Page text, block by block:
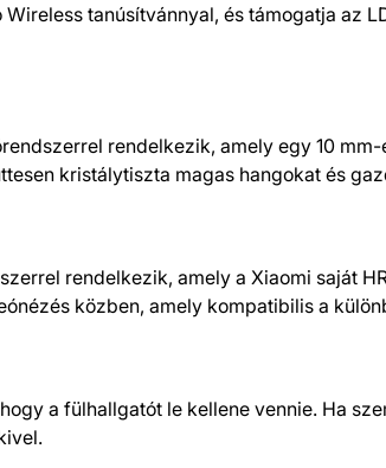
tanúsítvánnyal, és támogatja az
rendelkezik, amely egy 10
kristálytiszta magas hangokat és
rendelkezik, amely a Xiaomi saját
közben, amely kompatibilis a
a fülhallgatót le kellene vennie. Ha